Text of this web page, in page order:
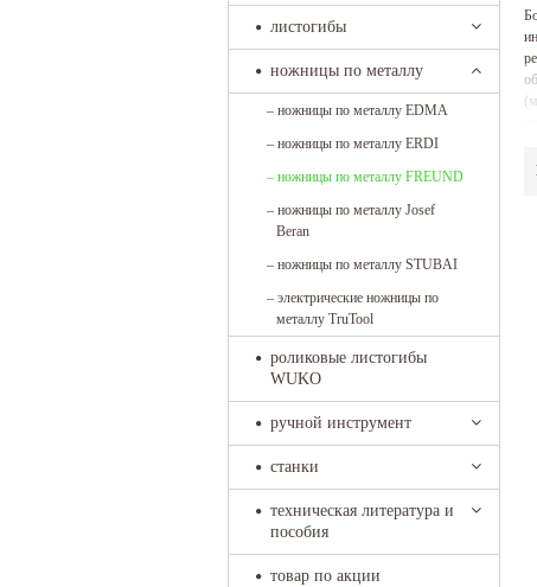
листогибы
ножницы по металлу
– ножницы по металлу EDMA
– ножницы по металлу ERDI
– ножницы по металлу FREUND
– ножницы по металлу Josef
Beran
– ножницы по металлу STUBAI
– электрические ножницы по
металлу TruTool
роликовые листогибы
WUKO
ручной инструмент
станки
техническая литература и
пособия
товар по акции